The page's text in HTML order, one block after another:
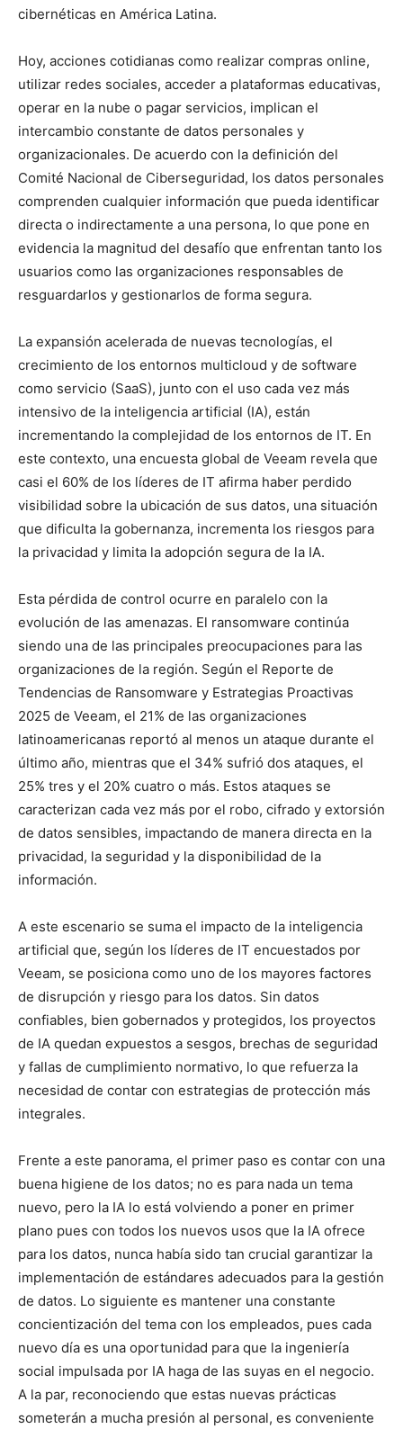
cibernéticas en América Latina.
Hoy, acciones cotidianas como realizar compras online,
utilizar redes sociales, acceder a plataformas educativas,
operar en la nube o pagar servicios, implican el
intercambio constante de datos personales y
organizacionales. De acuerdo con la definición del
Comité Nacional de Ciberseguridad, los datos personales
comprenden cualquier información que pueda identificar
directa o indirectamente a una persona, lo que pone en
evidencia la magnitud del desafío que enfrentan tanto los
usuarios como las organizaciones responsables de
resguardarlos y gestionarlos de forma segura.
La expansión acelerada de nuevas tecnologías, el
crecimiento de los entornos multicloud y de software
como servicio (SaaS), junto con el uso cada vez más
intensivo de la inteligencia artificial (IA), están
incrementando la complejidad de los entornos de IT. En
este contexto, una encuesta global de Veeam revela que
casi el 60% de los líderes de IT afirma haber perdido
visibilidad sobre la ubicación de sus datos, una situación
que dificulta la gobernanza, incrementa los riesgos para
la privacidad y limita la adopción segura de la IA.
Esta pérdida de control ocurre en paralelo con la
evolución de las amenazas. El ransomware continúa
siendo una de las principales preocupaciones para las
organizaciones de la región. Según el Reporte de
Tendencias de Ransomware y Estrategias Proactivas
2025 de Veeam, el 21% de las organizaciones
latinoamericanas reportó al menos un ataque durante el
último año, mientras que el 34% sufrió dos ataques, el
25% tres y el 20% cuatro o más. Estos ataques se
caracterizan cada vez más por el robo, cifrado y extorsión
de datos sensibles, impactando de manera directa en la
privacidad, la seguridad y la disponibilidad de la
información.
A este escenario se suma el impacto de la inteligencia
artificial que, según los líderes de IT encuestados por
Veeam, se posiciona como uno de los mayores factores
de disrupción y riesgo para los datos. Sin datos
confiables, bien gobernados y protegidos, los proyectos
de IA quedan expuestos a sesgos, brechas de seguridad
y fallas de cumplimiento normativo, lo que refuerza la
necesidad de contar con estrategias de protección más
integrales.
Frente a este panorama, el primer paso es contar con una
buena higiene de los datos; no es para nada un tema
nuevo, pero la IA lo está volviendo a poner en primer
plano pues con todos los nuevos usos que la IA ofrece
para los datos, nunca había sido tan crucial garantizar la
implementación de estándares adecuados para la gestión
de datos. Lo siguiente es mantener una constante
concientización del tema con los empleados, pues cada
nuevo día es una oportunidad para que la ingeniería
social impulsada por IA haga de las suyas en el negocio.
A la par, reconociendo que estas nuevas prácticas
someterán a mucha presión al personal, es conveniente